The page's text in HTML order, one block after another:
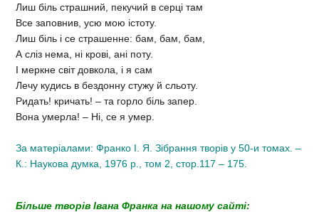
Лиш біль страшний, пекучий в серці там
Все заповнив, усю мою істоту.
Лиш біль і се страшенне: бам, бам, бам,
А сліз нема, ні крові, ані поту.
І меркне світ довкола, і я сам
Лечу кудись в бездонну стужу й сльоту.
Ридать! кричать! – та горло біль запер.
Вона умерла! – Ні, се я умер.
За матеріалами: Франко І. Я. Зібрання творів у 50-и томах. –
К.: Наукова думка, 1976 р., том 2, стор.117 – 175.
Більше творів Івана Франка на нашому сайті: